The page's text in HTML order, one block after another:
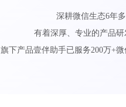
深耕微信生态6年多
有着深厚、专业的产品研
旗下产品壹伴助手已服务200万+